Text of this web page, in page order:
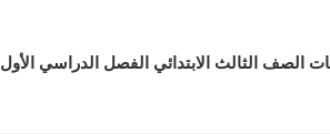
الصف الثالث الابتدائي الفصل الدراسي الأول